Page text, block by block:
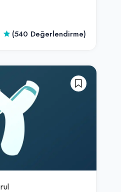
(540 Değerlendirme)